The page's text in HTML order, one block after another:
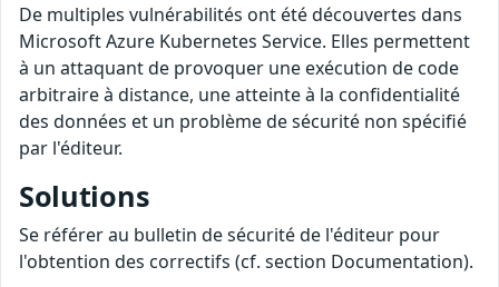
De multiples vulnérabilités ont été découvertes dans
Microsoft Azure Kubernetes Service. Elles permettent
à un attaquant de provoquer une exécution de code
arbitraire à distance, une atteinte à la confidentialité
des données et un problème de sécurité non spécifié
par l'éditeur.
Solutions
Se référer au bulletin de sécurité de l'éditeur pour
l'obtention des correctifs (cf. section Documentation).